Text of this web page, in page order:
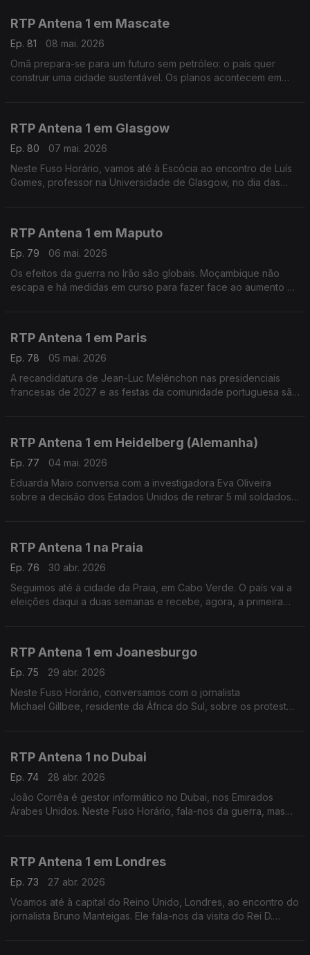
RTP Antena 1 em Mascate
Ep. 81
08 mai. 2026
Omã prepara-se para um futuro sem petróleo: o país quer
construir uma cidade sustentável. Os planos acontecem em
RTP Antena 1 em Glasgow
Ep. 80
07 mai. 2026
Neste Fuso Horário, vamos até à Escócia ao encontro de Luís
Gomes, professor na Universidade de Glasgow, no dia das
RTP Antena 1 em Maputo
Ep. 79
06 mai. 2026
Os efeitos da guerra no Irão são globais. Moçambique não
escapa e há medidas em curso para fazer face ao aumento do
RTP Antena 1 em Paris
Ep. 78
05 mai. 2026
A recandidatura de Jean-Luc Melénchon nas presidenciais
francesas de 2027 e as festas da comunidade portuguesa são
RTP Antena 1 em Heidelberg (Alemanha)
Ep. 77
04 mai. 2026
Eduarda Maio conversa com a investigadora Eva Oliveira
sobre a decisão dos Estados Unidos de retirar 5 mil soldados
RTP Antena 1 na Praia
Ep. 76
30 abr. 2026
Seguimos até à cidade da Praia, em Cabo Verde. O país vai a
eleições daqui a duas semanas e recebe, agora, a primeira
RTP Antena 1 em Joanesburgo
Ep. 75
29 abr. 2026
Neste Fuso Horário, conversamos com o jornalista
Michael Gillbee, residente da África do Sul, sobre os protestos
RTP Antena 1 no Dubai
Ep. 74
28 abr. 2026
João Corrêa é gestor informático no Dubai, nos Emirados
Árabes Unidos. Neste Fuso Horário, fala-nos da guerra, mas
RTP Antena 1 em Londres
Ep. 73
27 abr. 2026
Voamos até à capital do Reino Unido, Londres, ao encontro do
jornalista Bruno Manteigas. Ele fala-nos da visita do Rei D.